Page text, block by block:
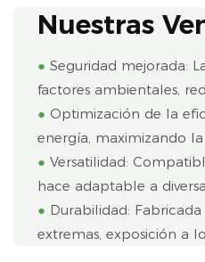
Nuestras
● Seguridad mejorada:
factores ambientales,
● Optimización de la
energía, maximizando
● Versatilidad:
hace adaptable a
● Durabilidad:
extremas, exposición a